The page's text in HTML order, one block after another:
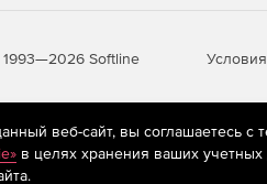
✔ ✔
- -
Softline
рекомендательные технологии
пользователей
веб-сайт, вы соглашаетесь с
в целях хранения ваших учетных